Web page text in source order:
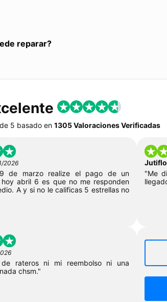
reparar?
de 5 basado en 1305 Valoraciones Verificadas
2026
de marzo realize el pago de un
abril 6 es que no me responden
A y si no le calificas 5 estrellas no
"Me
rateros ni mi reembolso ni una
chsm."